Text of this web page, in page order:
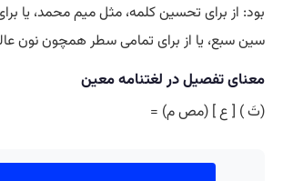
بود: از برای تحسین کلمه، مثل میم محمد، یا
سین سبع، یا از برای تمامی سطر همچون نون
معنای تفصیل در لغتنامه معین
(تَ ) [ ع ] (مص م) =